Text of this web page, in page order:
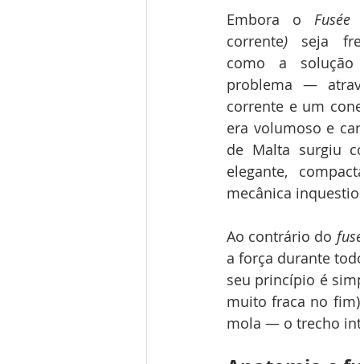
Embora o
corrente) seja
como a
problema —
corrente e um
era volumoso e
de Malta surgiu
elegante,
mecânica
Ao contrário do
a força durante
seu princípio é
muito fraca no
mola — o trecho